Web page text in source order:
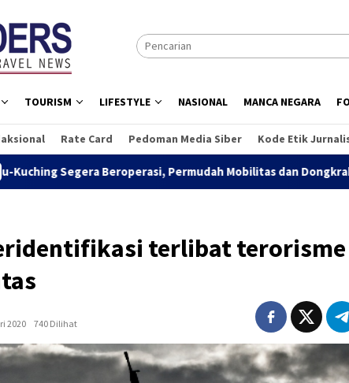
TOURISM LIFESTYLE NASIONAL MANCA NEGARA
Rate Card Pedoman Media Siber Kode Etik
Beroperasi, Permudah Mobilitas dan Dongkrak Ekonomi
terlibat terorisme
2020
740 Dilihat